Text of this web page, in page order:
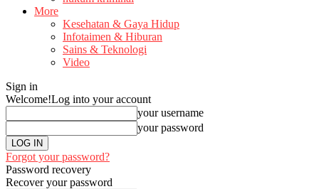
More
Kesehatan & Gaya Hidup
Infotaimen & Hiburan
Sains & Teknologi
Video
Sign in
Welcome!Log into your account
your username
your password
Forgot your password?
Password recovery
Recover your password